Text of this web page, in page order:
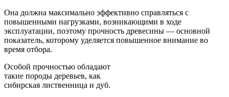
Она должна максимально эффективно справляться с
повышенными нагрузками, возникающими в ходе
эксплуатации, поэтому прочность древесины — основной
показатель, которому уделяется повышенное внимание во
время отбора.
Особой прочностью обладают
такие породы деревьев, как
сибирская лиственница и дуб.